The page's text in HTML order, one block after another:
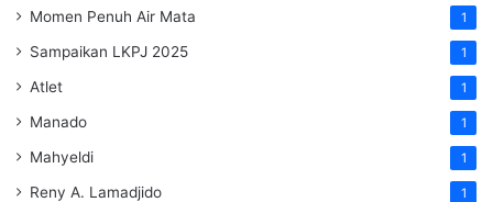
Momen Penuh Air Mata 1
Sampaikan LKPJ 2025 1
Atlet 1
Manado 1
Mahyeldi 1
Reny A. Lamadjido 1